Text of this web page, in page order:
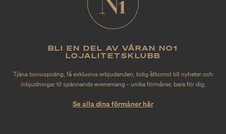
BLI EN DEL AV VÅRAN NO1
LOJALITETSKLUBB
Tjäna bonuspoäng, få exklusiva erbjudanden, tidig åtkomst till nyheter och
inbjudningar til spännande evenemang - unika förmåner, bara för dig.
Se alla dina förmåner här